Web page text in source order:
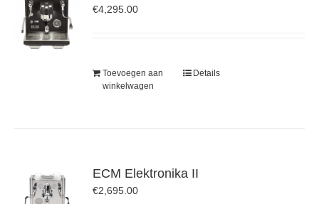
€4,295.00
Toevoegen aan
winkelwagen
Details
ECM Elektronika II
€2,695.00